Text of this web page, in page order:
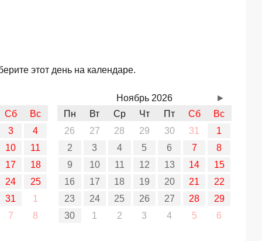
этот день на календаре.
Сб
Вс
3
4
10
11
17
18
24
25
31
1
7
8
Ноябрь 2026
Пн
Вт Ср Чт Пт Сб
Вс
26
27 28 29 30 31
1
2
3 4 5 6 7
8
9
10 11 12 13 14
15
16
17 18 19 20 21
22
23
24 25 26 27 28
29
30
1 2 3 4 5 6
►